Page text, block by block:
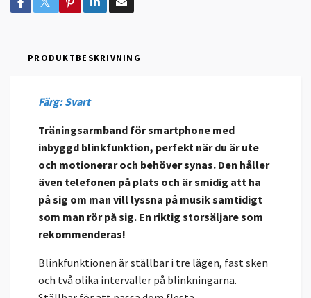
PRODUKTBESKRIVNING
Färg: Svart
Träningsarmband för smartphone med
inbyggd blinkfunktion, perfekt när du är ute
och motionerar och behöver synas. Den håller
även telefonen på plats och är smidig att ha
på sig om man vill lyssna på musik samtidigt
som man rör på sig. En riktig storsäljare som
rekommenderas!
Blinkfunktionen är ställbar i tre lägen, fast sken
och två olika intervaller på blinkningarna.